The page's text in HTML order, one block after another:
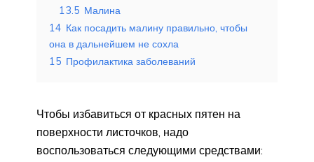
13.5 Малина
14 Как посадить малину правильно, чтобы
она в дальнейшем не сохла
15 Профилактика заболеваний
Чтобы избавиться от красных пятен на
поверхности листочков, надо
воспользоваться следующими средствами: